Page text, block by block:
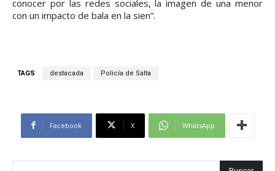
conocer por las redes sociales, la imagen de una menor
con un impacto de bala en la sien”.
TAGS destacada Policía de Salta
Facebook X WhatsApp